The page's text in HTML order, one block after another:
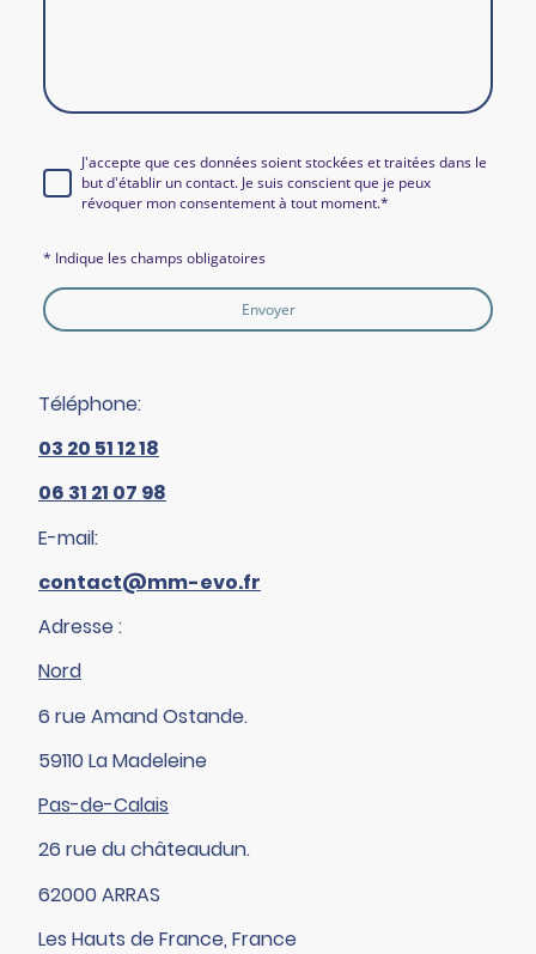
J'accepte que ces données soient stockées et traitées dans le
but d'établir un contact. Je suis conscient que je peux
révoquer mon consentement à tout moment.*
* Indique les champs obligatoires
Envoyer
Téléphone:
03 20 51 12 18
06 31 21 07 98
E-mail:
contact@mm-evo.fr
Adresse :
Nord
6 rue Amand Ostande.
59110 La Madeleine
Pas-de-Calais
26 rue du châteaudun.
62000 ARRAS
Les Hauts de France, France